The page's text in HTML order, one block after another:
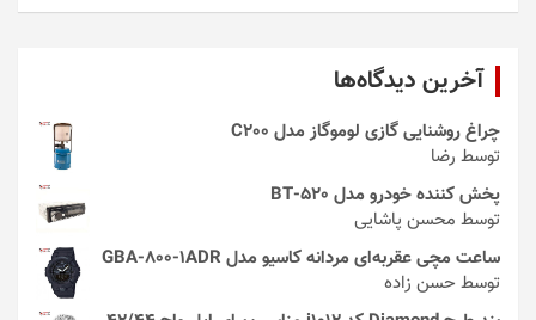
آخرین دیدگاه‌ها
چراغ روشنایی گازی لوموگاز مدل C200
توسط رضا
پخش کننده خودرو مدل 520-BT
توسط محسن پاشایی
ساعت مچی عقربه‌ای مردانه کاسیو مدل GBA-800-1ADR
توسط حسن زاده